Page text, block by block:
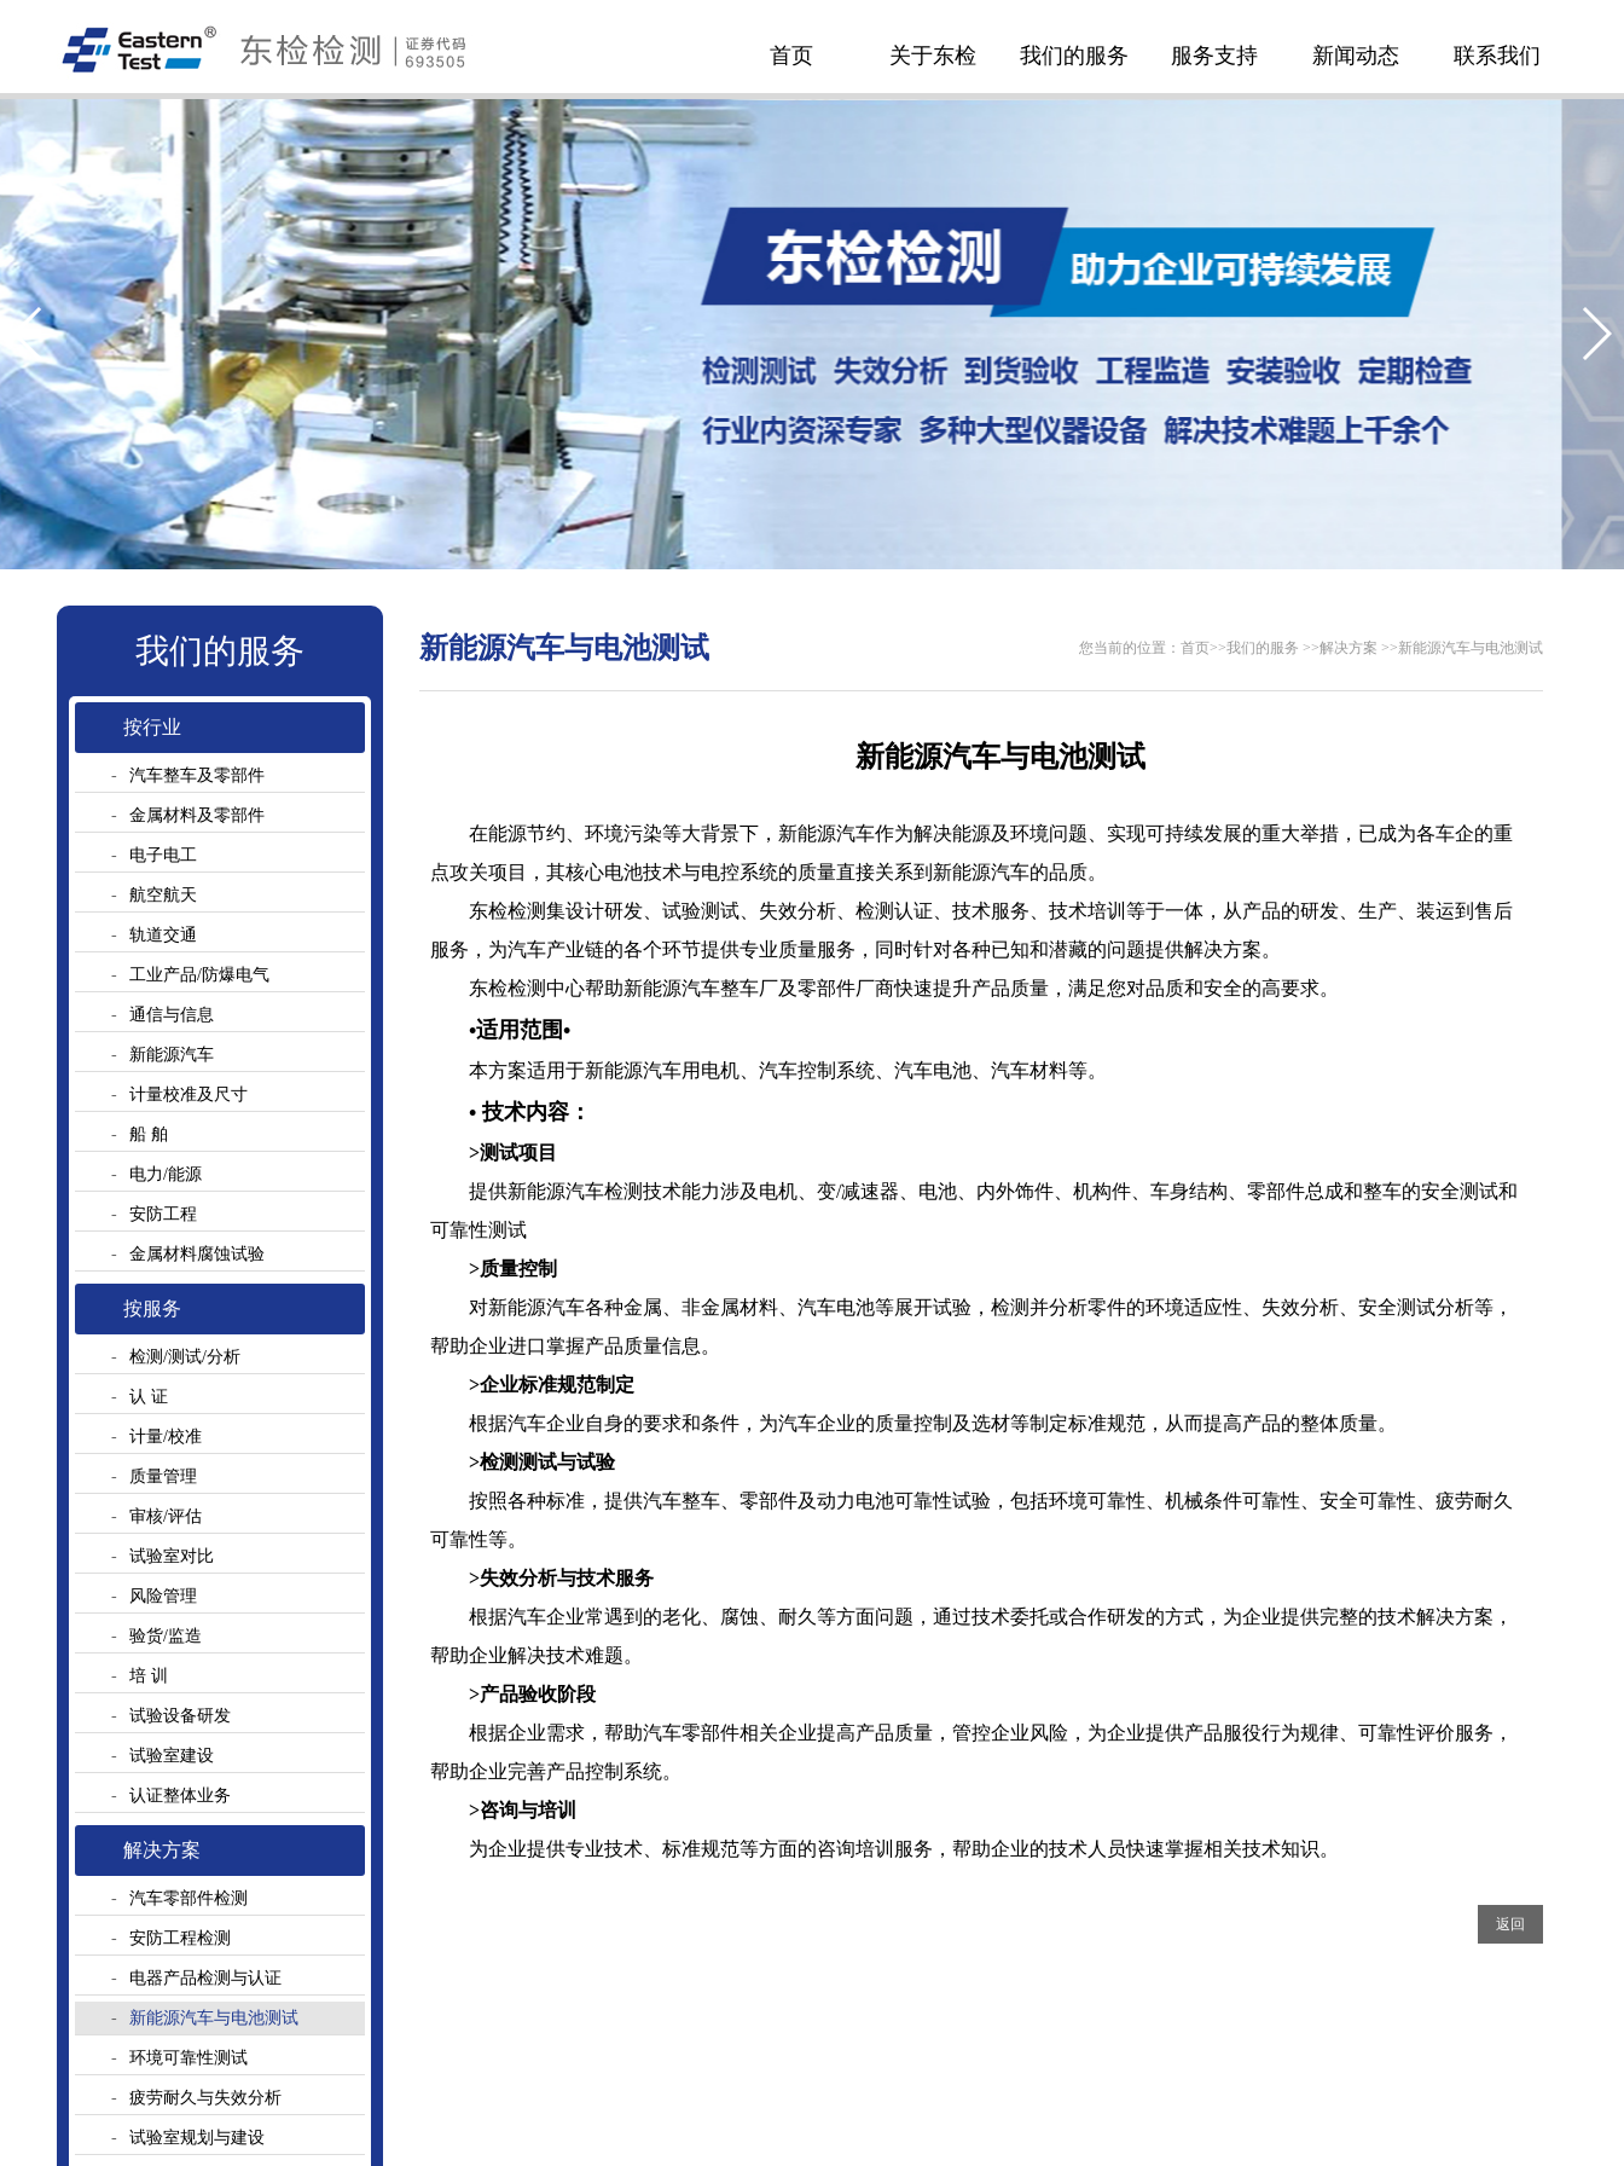
首页 关于东检 我们的服务 服务支持 新闻动态 联系我们
我们的服务
按行业
汽车整车及零部件
金属材料及零部件
电子电工
航空航天
轨道交通
工业产品/防爆电气
通信与信息
新能源汽车
计量校准及尺寸
船 舶
电力/能源
安防工程
金属材料腐蚀试验
按服务
检测/测试/分析
认 证
计量/校准
质量管理
审核/评估
试验室对比
风险管理
验货/监造
培 训
试验设备研发
试验室建设
认证整体业务
解决方案
汽车零部件检测
安防工程检测
电器产品检测与认证
新能源汽车与电池测试
环境可靠性测试
疲劳耐久与失效分析
试验室规划与建设
新能源汽车与电池测试 您当前的位置： 首页>>我们的服务 >>解决方案 >>新能源汽车与电池测试
新能源汽车与电池测试
在能源节约、环境污染等大背景下，新能源汽车作为解决能源及环境问题、实现可持续发展的重大举措，已成为各车企的重
点攻关项目，其核心电池技术与电控系统的质量直接关系到新能源汽车的品质。
东检检测集设计研发、试验测试、失效分析、检测认证、技术服务、技术培训等于一体，从产品的研发、生产、装运到售后
服务，为汽车产业链的各个环节提供专业质量服务，同时针对各种已知和潜藏的问题提供解决方案。
东检检测中心帮助新能源汽车整车厂及零部件厂商快速提升产品质量，满足您对品质和安全的高要求。
•适用范围•
本方案适用于新能源汽车用电机、汽车控制系统、汽车电池、汽车材料等。
• 技术内容：
>测试项目
提供新能源汽车检测技术能力涉及电机、变/减速器、电池、内外饰件、机构件、车身结构、零部件总成和整车的安全测试和
可靠性测试
>质量控制
对新能源汽车各种金属、非金属材料、汽车电池等展开试验，检测并分析零件的环境适应性、失效分析、安全测试分析等，
帮助企业进口掌握产品质量信息。
>企业标准规范制定
根据汽车企业自身的要求和条件，为汽车企业的质量控制及选材等制定标准规范，从而提高产品的整体质量。
>检测测试与试验
按照各种标准，提供汽车整车、零部件及动力电池可靠性试验，包括环境可靠性、机械条件可靠性、安全可靠性、疲劳耐久
可靠性等。
>失效分析与技术服务
根据汽车企业常遇到的老化、腐蚀、耐久等方面问题，通过技术委托或合作研发的方式，为企业提供完整的技术解决方案，
帮助企业解决技术难题。
>产品验收阶段
根据企业需求，帮助汽车零部件相关企业提高产品质量，管控企业风险，为企业提供产品服役行为规律、可靠性评价服务，
帮助企业完善产品控制系统。
>咨询与培训
为企业提供专业技术、标准规范等方面的咨询培训服务，帮助企业的技术人员快速掌握相关技术知识。
返回